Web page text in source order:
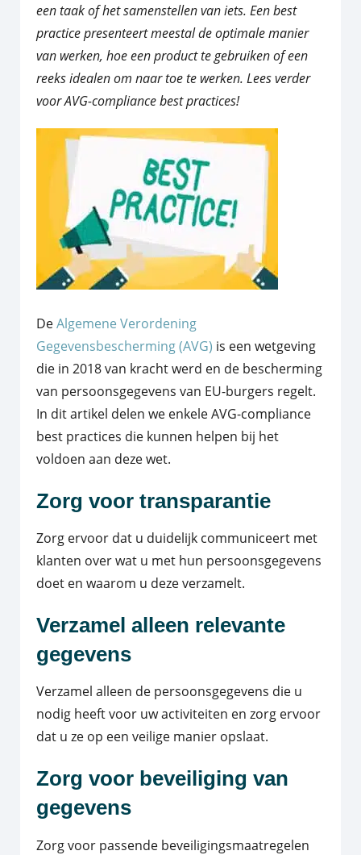
een taak of het samenstellen van iets. Een best
practice presenteert meestal de optimale manier
van werken, hoe een product te gebruiken of een
reeks idealen om naar toe te werken. Lees verder
voor AVG-compliance best practices!
DeAlgemene Verordening
Gegevensbescherming (AVG) is een wetgeving
die in 2018 van kracht werd en de bescherming
van persoonsgegevens van EU-burgers regelt.
In dit artikel delen we enkele AVG-compliance
best practices die kunnen helpen bij het
voldoen aan deze wet.
Zorg voor transparantie
Zorg ervoor dat u duidelijk communiceert met
klanten over wat u met hun persoonsgegevens
doet en waarom u deze verzamelt.
Verzamel alleen relevante
gegevens
Verzamel alleen de persoonsgegevens die u
nodig heeft voor uw activiteiten en zorg ervoor
dat u ze op een veilige manier opslaat.
Zorg voor beveiliging van
gegevens
Zorg voor passende beveiligingsmaatregelen